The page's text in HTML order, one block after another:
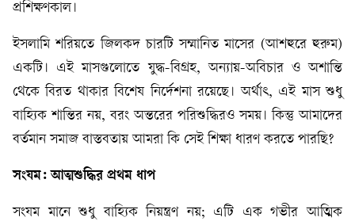
প্রশিক্ষণকাল।
ইসলামি শরিয়তে জিলকদ চারটি সম্মানিত মাসের (আশহুরে হুরুম)
একটি। এই মাসগুলোতে যুদ্ধ-বিগ্রহ, অন্যায়-অবিচার ও অশান্তি
থেকে বিরত থাকার বিশেষ নির্দেশনা রয়েছে। অর্থাৎ, এই মাস শুধু
বাহ্যিক শান্তির নয়, বরং অন্তরের পরিশুদ্ধিরও সময়। কিন্তু আমাদের
বর্তমান সমাজ বাস্তবতায় আমরা কি সেই শিক্ষা ধারণ করতে পারছি?
সংযম: আত্মশুদ্ধির প্রথম ধাপ
সংযম মানে শুধু বাহ্যিক নিয়ন্ত্রণ নয়; এটি এক গভীর আত্মিক